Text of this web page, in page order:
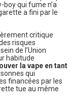
boy qui fume n’a
a fini par le
critique
risques
de l’Union
habitude
la vape en tant
qui
financées par les
tue au même